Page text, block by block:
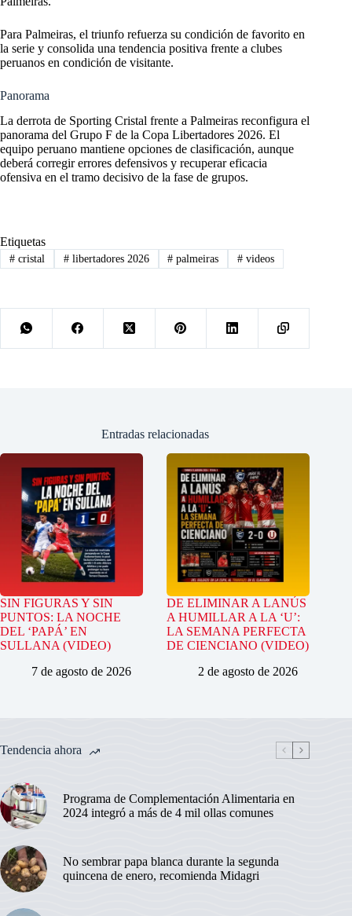
Para Palmeiras, el triunfo refuerza su condición de favorito en
la serie y consolida una tendencia positiva frente a clubes
peruanos en condición de visitante.
Panorama
La derrota de Sporting Cristal frente a Palmeiras reconfigura el
panorama del Grupo F de la Copa Libertadores 2026. El
equipo peruano mantiene opciones de clasificación, aunque
deberá corregir errores defensivos y recuperar eficacia
ofensiva en el tramo decisivo de la fase de grupos.
Etiquetas
#cristal #libertadores 2026 # palmeiras # videos
Entradas relacionadas
SIN FIGURAS Y SIN
PUNTOS: LA NOCHE
DEL ‘PAPÁ’ EN
SULLANA (VIDEO)
7 de agosto de 2026
DE ELIMINAR A LANÚS
A HUMILLAR A LA ‘U’:
LA SEMANA PERFECTA
DE CIENCIANO (VIDEO)
2 de agosto de 2026
Tendencia ahora
Programa de Complementación Alimentaria en
2024 integró a más de 4 mil ollas comunes
No sembrar papa blanca durante la segunda
quincena de enero, recomienda Midagri